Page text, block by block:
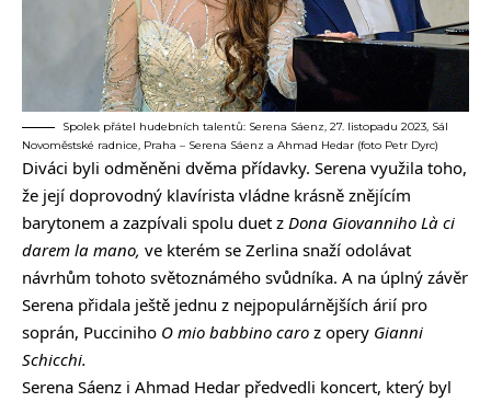
Spolek přátel hudebních talentů: Serena Sáenz, 27. listopadu 2023, Sál
Novoměstské radnice, Praha – Serena Sáenz a Ahmad Hedar (foto Petr Dyrc)
Diváci byli odměněni dvěma přídavky. Serena využila toho,
že její doprovodný klavírista vládne krásně znějícím
barytonem a zazpívali spolu duet z Dona Giovanniho Là ci
darem la mano, ve kterém se Zerlina snaží odolávat
návrhům tohoto světoznámého svůdníka. A na úplný závěr
Serena přidala ještě jednu z nejpopulárnějších árií pro
soprán, Pucciniho O mio babbino caro z opery Gianni
Schicchi.
Serena Sáenz i Ahmad Hedar předvedli koncert, který byl